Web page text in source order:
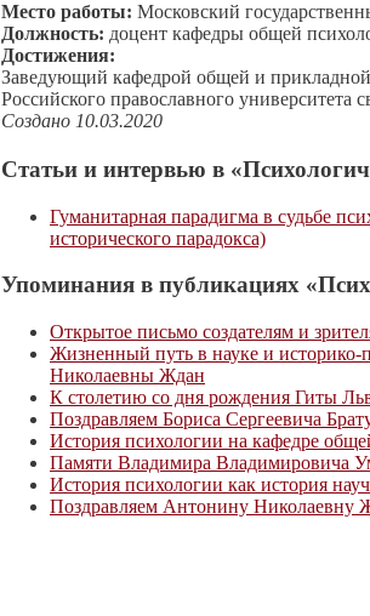
Место работы: Московский
Должность: доцент кафедры общей
Достижения:
Заведующий кафедрой общей и прикладной
Российского православного университета
Создано 10.03.2020
Статьи и интервью в
Гуманитарная парадигма в судьбе
исторического парадокса)
Упоминания в публикациях
Открытое письмо создателям и
Жизненный путь в науке и историко-
Николаевны Ждан
К столетию со дня рождения Гиты
Поздравляем Бориса Сергеевича
История психологии на кафедре
Памяти Владимира Владимировича
История психологии как история
Поздравляем Антонину Николаевну